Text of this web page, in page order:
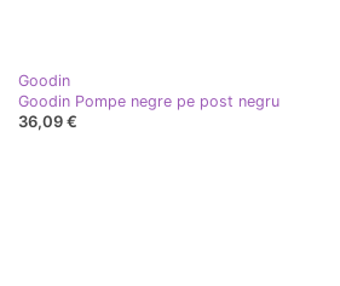
Goodin
Goodin Pompe negre pe post negru
36,09 €